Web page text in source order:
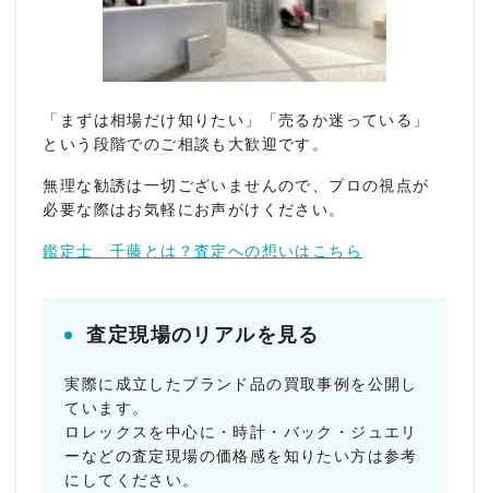
「まずは相場だけ知りたい」「売るか迷っている」
という段階でのご相談も大歓迎です。
無理な勧誘は一切ございませんので、プロの視点が
必要な際はお気軽にお声がけください。
鑑定士 千藤とは？査定への想いはこちら
査定現場のリアルを見る
実際に成立したブランド品の買取事例を公開し
ています。
ロレックスを中心に・時計・バック・ジュエリ
ーなどの査定現場の価格感を知りたい方は参考
にしてください。